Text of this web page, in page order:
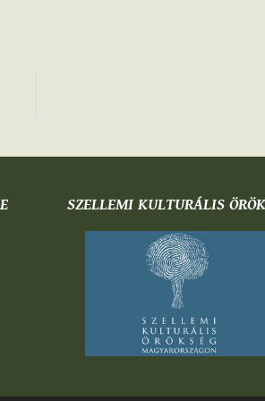
SZELLEMI KULTURÁLIS